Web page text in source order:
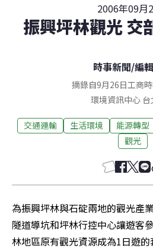
2006年09月
振興坪林觀光 交
時事新聞/編
摘錄自9月26日工商
環境資訊中心 台
交通運輸 生活環境 能源轉型
觀光
為振興坪林與石碇兩地的觀光產
隧道導坑和坪林行控中心讓遊客
林地區原有觀光資源成為1日遊